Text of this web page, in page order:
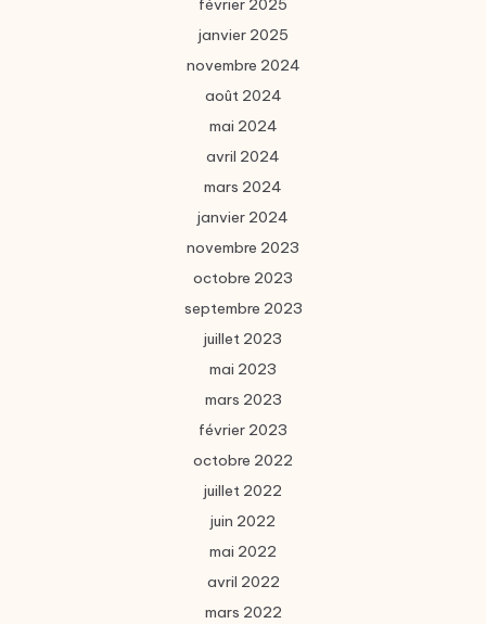
février 2025
janvier 2025
novembre 2024
août 2024
mai 2024
avril 2024
mars 2024
janvier 2024
novembre 2023
octobre 2023
septembre 2023
juillet 2023
mai 2023
mars 2023
février 2023
octobre 2022
juillet 2022
juin 2022
mai 2022
avril 2022
mars 2022